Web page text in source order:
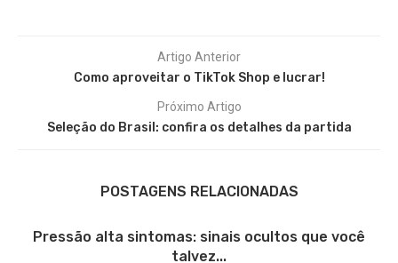
Artigo Anterior
Como aproveitar o TikTok Shop e lucrar!
Próximo Artigo
Seleção do Brasil: confira os detalhes da partida
POSTAGENS RELACIONADAS
Pressão alta sintomas: sinais ocultos que você
talvez...